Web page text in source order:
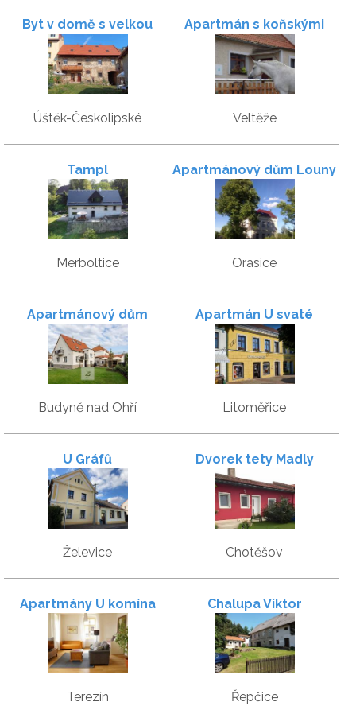
Byt v domě s velkou
ekologickou zahradou
Úštěk-Českolipské
Předměstí
Apartmán s koňskými
zážitky
Veltěže
Tampl
Merboltice
Apartmánový dům Louny
Orasice 52
Orasice
Apartmánový dům
Mezidomí
Budyně nad Ohří
Apartmán U svaté
Ludmily
Litoměřice
U Gráfů
Želevice
Dvorek tety Madly
Chotěšov
Apartmány U komína
Terezín
Chalupa Viktor
Řepčice